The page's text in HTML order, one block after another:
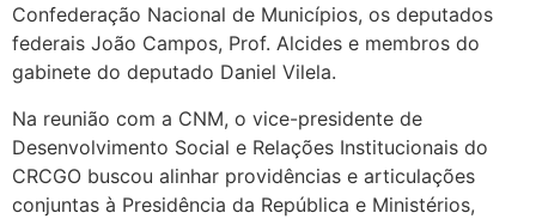
Confederação Nacional de Municípios, os deputados
federais João Campos, Prof. Alcides e membros do
gabinete do deputado Daniel Vilela.
Na reunião com a CNM, o vice-presidente de
Desenvolvimento Social e Relações Institucionais do
CRCGO buscou alinhar providências e articulações
conjuntas à Presidência da República e Ministérios,